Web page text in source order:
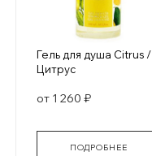
Гель для душа Citrus /
Цитрус
от 1 260 ₽
ПОДРОБНЕЕ